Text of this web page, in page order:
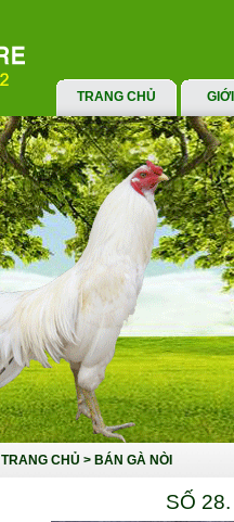
TRANG CHỦ
TRANG CHỦ > BÁN GÀ NÒI
SỐ